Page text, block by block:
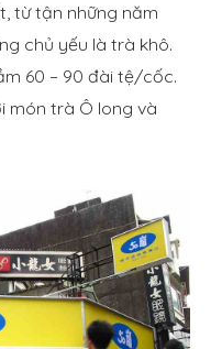
từ tận những năm
chủ yếu là trà khô.
60 – 90 đài tệ/cốc.
món trà Ô long và